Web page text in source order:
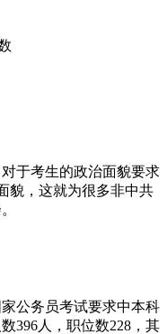
于考生的政治面貌要求
貌，这就为很多非中共
公务员考试要求中本科
396人，职位数228，其